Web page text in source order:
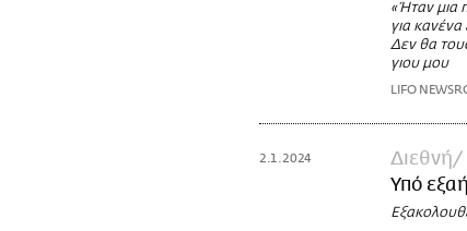
«Ήταν μια
για
Δεν θα
γιου μου
LIFO
2.1.2024 Διεθνή
Υπό